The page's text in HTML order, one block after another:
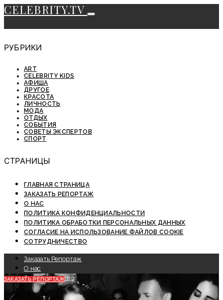
CELEBRITY.TV
РУБРИКИ
ART
CELEBRITY KIDS
АФИША
ДРУГОЕ
КРАСОТА
ЛИЧНОСТЬ
МОДА
ОТДЫХ
СОБЫТИЯ
СОВЕТЫ ЭКСПЕРТОВ
СПОРТ
СТРАНИЦЫ
ГЛАВНАЯ СТРАНИЦА
ЗАКАЗАТЬ РЕПОРТАЖ
О НАС
ПОЛИТИКА КОНФИДЕНЦИАЛЬНОСТИ
ПОЛИТИКА ОБРАБОТКИ ПЕРСОНАЛЬНЫХ ДАННЫХ
СОГЛАСИЕ НА ИСПОЛЬЗОВАНИЕ ФАЙЛОВ COOKIE
СОТРУДНИЧЕСТВО
Заказать Репортаж
О нас
Сотрудничество
ЗАКАЗАТЬ РЕПОРТАЖ